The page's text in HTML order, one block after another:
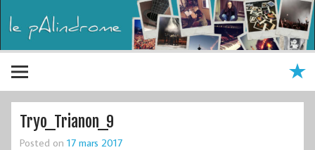
Tryo_Trianon_9
Posted on 17 mars 2017